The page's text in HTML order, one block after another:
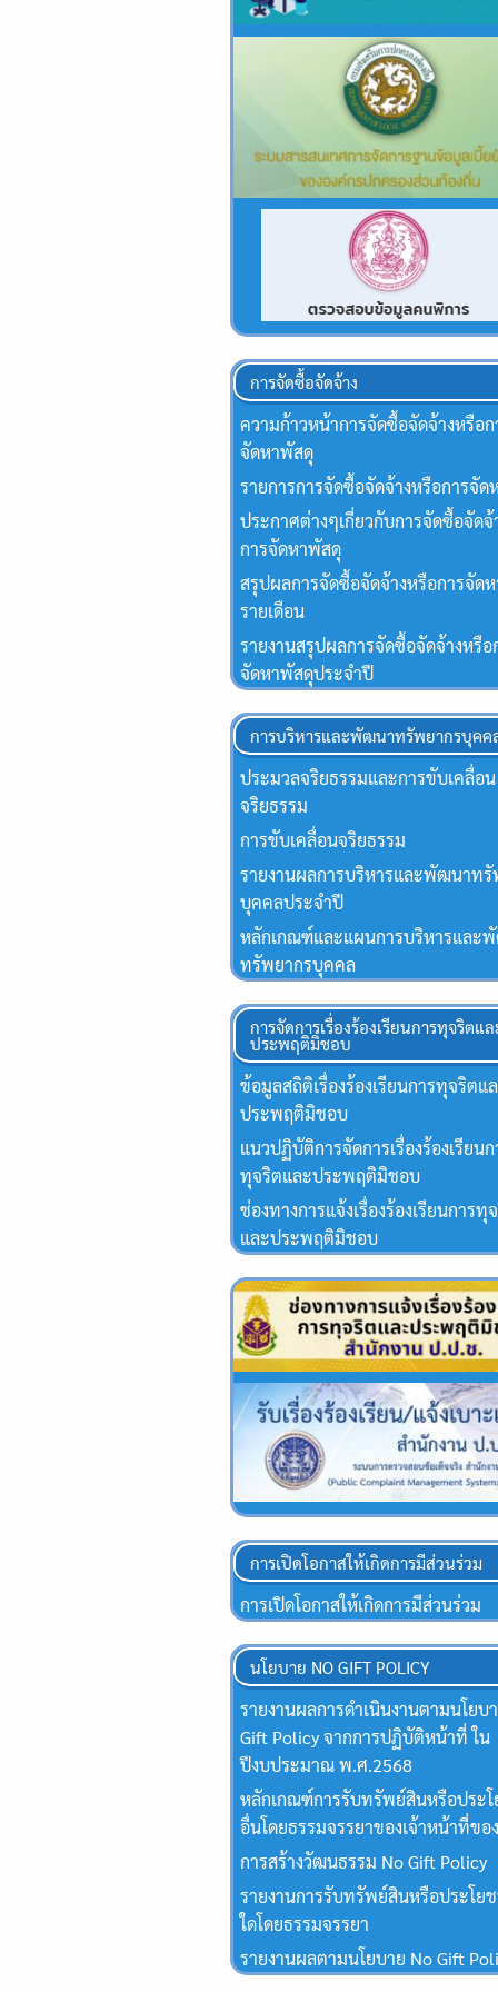
การจัดซื้อจัดจ้าง
ความก้าวหน้าการจัดซื้อจัดจ้างหรือก
จัดหาพัสดุ
รายการการจัดซื้อจัดจ้างหรือการจั
ประกาศต่างๆเกี่ยวกับการจัดซื้อจัดจ้
การจัดหาพัสดุ
สรุปผลการจัดซื้อจัดจ้างหรือการจัด
รายเดือน
รายงานสรุปผลการจัดซื้อจัดจ้างหรือ
จัดหาพัสดุประจําปี
การบริหารและพัฒนาทรัพยากรบุคค
ประมวลจริยธรรมและการขับเคลื่อน
จริยธรรม
การขับเคลื่อนจริยธรรม
รายงานผลการบริหารและพัฒนาท
บุคคลประจำปี
หลักเกณฑ์และแผนการบริหารและ
ทรัพยากรบุคคล
การจัดการเรื่องร้องเรียนการทุจริตแ
ประพฤติมิชอบ
ข้อมูลสถิติเรื่องร้องเรียนการทุจริตแ
ประพฤติมิชอบ
แนวปฏิบัติการจัดการเรื่องร้องเรียน
ทุจริตและประพฤติมิชอบ
ช่องทางการแจ้งเรื่องร้องเรียนการทุ
และประพฤติมิชอบ
การเปิดโอกาสให้เกิดการมีส่วนร่วม
การเปิดโอกาสให้เกิดการมีส่วนร่วม
นโยบาย NO GIFT POLICY
รายงานผลการดำเนินงานตามนโยบ
Gift Policy จากการปฏิบัติหน้าที่ ใน
ปีงบประมาณ พ.ศ.2568
หลักเกณฑ์การรับทรัพย์สินหรือประ
อื่นโดยธรรมจรรยาของเจ้าหน้าที่ขอ
การสร้างวัฒนธรรม No Gift Policy
รายงานการรับทรัพย์สินหรือประโย
ใดโดยธรรมจรรยา
รายงานผลตามนโยบาย No Gift